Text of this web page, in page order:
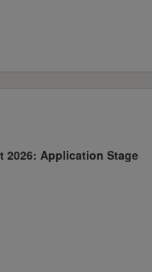
2026: Application Stage